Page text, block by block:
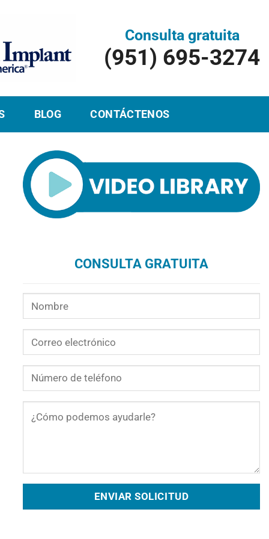
Consulta gratuita
(951) 695-3274
BLOG CONTÁCTENOS
CONSULTA GRATUITA